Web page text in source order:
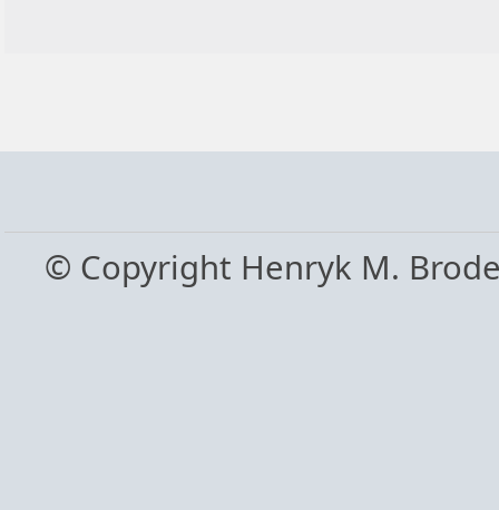
© Copyright Henryk M.